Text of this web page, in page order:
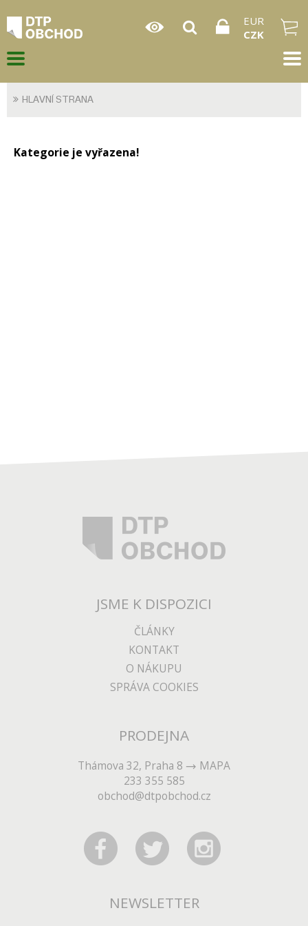
EUR
CZK
HLAVNÍ STRANA
Kategorie je vyřazena!
JSME K DISPOZICI
ČLÁNKY
KONTAKT
O NÁKUPU
SPRÁVA COOKIES
PRODEJNA
Thámova 32, Praha 8
MAPA
233 355 585
obchod@dtpobchod.cz
NEWSLETTER